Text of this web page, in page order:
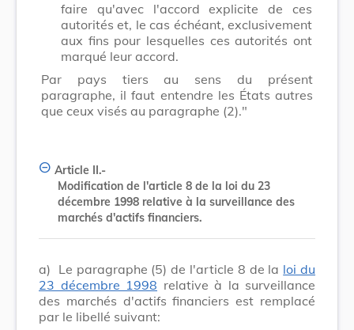
faire qu'avec l'accord explicite de ces
autorités et, le cas échéant, exclusivement
aux fins pour lesquelles ces autorités ont
marqué leur accord.
Par pays tiers au sens du présent
paragraphe, il faut entendre les États autres
que ceux visés au paragraphe (2)."
Article II.-
Modification de l'article 8 de la loi du 23
décembre 1998 relative à la surveillance des
marchés d'actifs financiers.
a) Le paragraphe (5) de l'article 8 de la loi du
23 décembre 1998 relative à la surveillance
des marchés d'actifs financiers est remplacé
par le libellé suivant: